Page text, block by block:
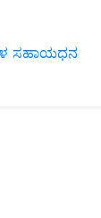
ಸಹಾಯಧನ